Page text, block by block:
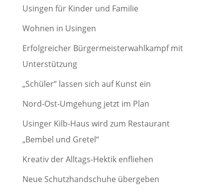
Usingen für Kinder und Familie
Wohnen in Usingen
Erfolgreicher Bürgermeisterwahlkampf mit
Unterstützung
„Schüler“ lassen sich auf Kunst ein
Nord-Ost-Umgehung jetzt im Plan
Usinger Kilb-Haus wird zum Restaurant
„Bembel und Gretel“
Kreativ der Alltags-Hektik enfliehen
Neue Schutzhandschuhe übergeben